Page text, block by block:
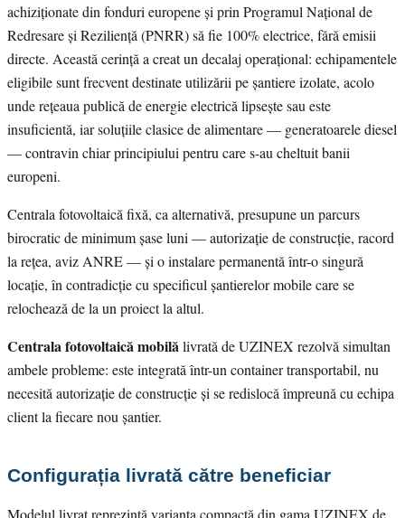
achiziționate din fonduri europene și prin Programul Național de
Redresare și Reziliență (PNRR) să fie 100% electrice, fără emisii
directe. Această cerință a creat un decalaj operațional: echipamentele
eligibile sunt frecvent destinate utilizării pe șantiere izolate, acolo
unde rețeaua publică de energie electrică lipsește sau este
insuficientă, iar soluțiile clasice de alimentare — generatoarele diesel
— contravin chiar principiului pentru care s-au cheltuit banii
europeni.
Centrala fotovoltaică fixă, ca alternativă, presupune un parcurs
birocratic de minimum șase luni — autorizație de construcție, racord
la rețea, aviz ANRE — și o instalare permanentă într-o singură
locație, în contradicție cu specificul șantierelor mobile care se
relochează de la un proiect la altul.
Centrala fotovoltaică mobilălivrată de UZINEX rezolvă simultan
ambele probleme: este integrată într-un container transportabil, nu
necesită autorizație de construcție și se redislocă împreună cu echipa
client la fiecare nou șantier.
Configurația livrată către beneficiar
Modelul livrat reprezintă varianta compactă din gama UZINEX de